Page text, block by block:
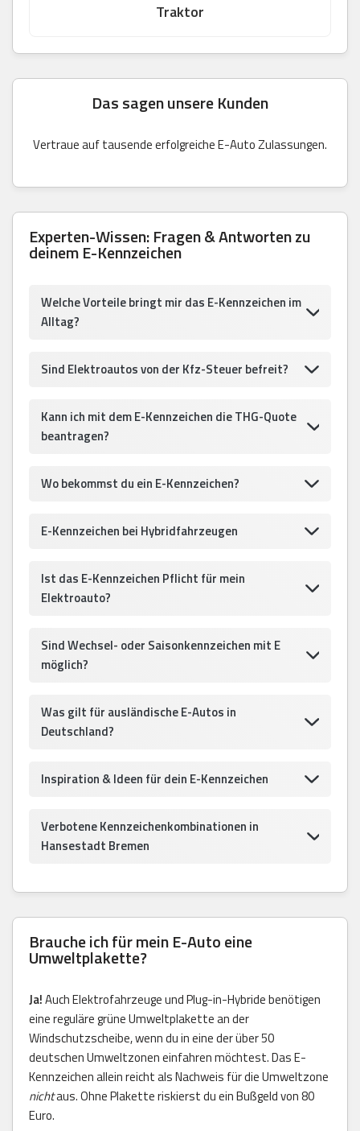
Traktor
Das sagen unsere Kunden
Vertraue auf tausende erfolgreiche E-Auto Zulassungen.
Experten-Wissen: Fragen & Antworten zu
deinem E-Kennzeichen
Welche Vorteile bringt mir das E-Kennzeichen im
Alltag?
Sind Elektroautos von der Kfz-Steuer befreit?
Kann ich mit dem E-Kennzeichen die THG-Quote
beantragen?
Wo bekommst du ein E-Kennzeichen?
E-Kennzeichen bei Hybridfahrzeugen
Ist das E-Kennzeichen Pflicht für mein
Elektroauto?
Sind Wechsel- oder Saisonkennzeichen mit E
möglich?
Was gilt für ausländische E-Autos in
Deutschland?
Inspiration & Ideen für dein E-Kennzeichen
Verbotene Kennzeichenkombinationen in
Hansestadt Bremen
Brauche ich für mein E-Auto eine
Umweltplakette?
Ja!Auch Elektrofahrzeuge und Plug-in-Hybride benötigen
eine reguläre grüne Umweltplakette an der
Windschutzscheibe, wenn du in eine der über 50
deutschen Umweltzonen einfahren möchtest. Das E-
Kennzeichen allein reicht als Nachweis für die Umweltzone
nichtaus. Ohne Plakette riskierst du ein Bußgeld von 80
Euro.